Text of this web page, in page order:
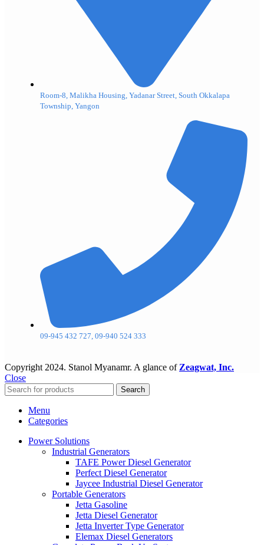
Room-8, Malikha Housing, Yadanar Street, South Okkalapa
Township, Yangon
09-945 432 727, 09-940 524 333
Copyright 2024. Stanol Myanamr. A glance of Zeagwat, Inc.
Close
Search
Menu
Categories
Power Solutions
Industrial Generators
TAFE Power Diesel Generator
Perfect Diesel Generator
Jaycee Industrial Diesel Generator
Portable Generators
Jetta Gasoline
Jetta Diesel Generator
Jetta Inverter Type Generator
Elemax Diesel Generators